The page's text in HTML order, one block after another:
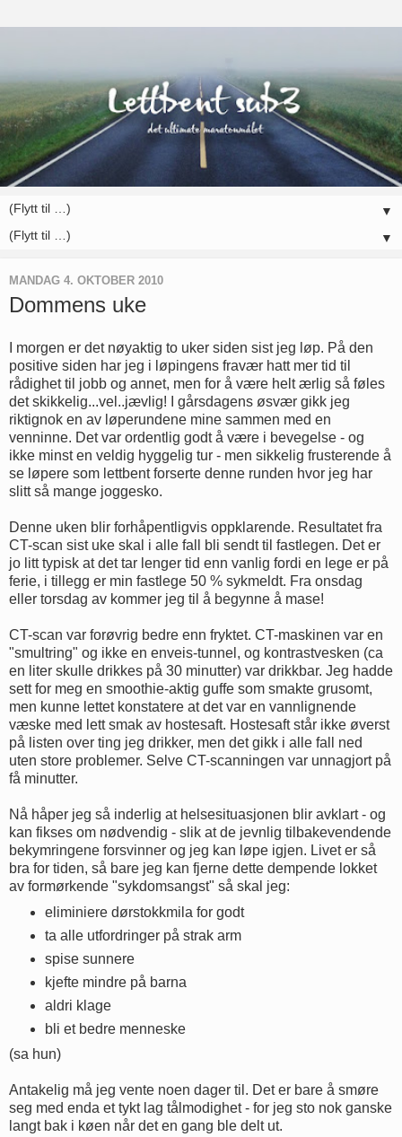
▼
▼
MANDAG 4. OKTOBER 2010
Dommens uke
I morgen er det nøyaktig to uker siden sist jeg løp. På den
positive siden har jeg i løpingens fravær hatt mer tid til
rådighet til jobb og annet, men for å være helt ærlig så føles
det skikkelig...vel..jævlig! I gårsdagens øsvær gikk jeg
riktignok en av løperundene mine sammen med en
venninne. Det var ordentlig godt å være i bevegelse - og
ikke minst en veldig hyggelig tur - men sikkelig frusterende å
se løpere som lettbent forserte denne runden hvor jeg har
slitt så mange joggesko.
Denne uken blir forhåpentligvis oppklarende. Resultatet fra
CT-scan sist uke skal i alle fall bli sendt til fastlegen. Det er
jo litt typisk at det tar lenger tid enn vanlig fordi en lege er på
ferie, i tillegg er min fastlege 50 % sykmeldt. Fra onsdag
eller torsdag av kommer jeg til å begynne å mase!
CT-scan var forøvrig bedre enn fryktet. CT-maskinen var en
"smultring" og ikke en enveis-tunnel, og kontrastvesken (ca
en liter skulle drikkes på 30 minutter) var drikkbar. Jeg hadde
sett for meg en smoothie-aktig guffe som smakte grusomt,
men kunne lettet konstatere at det var en vannlignende
væske med lett smak av hostesaft. Hostesaft står ikke øverst
på listen over ting jeg drikker, men det gikk i alle fall ned
uten store problemer. Selve CT-scanningen var unnagjort på
få minutter.
Nå håper jeg så inderlig at helsesituasjonen blir avklart - og
kan fikses om nødvendig - slik at de jevnlig tilbakevendende
bekymringene forsvinner og jeg kan løpe igjen. Livet er så
bra for tiden, så bare jeg kan fjerne dette dempende lokket
av formørkende "sykdomsangst" så skal jeg:
eliminiere dørstokkmila for godt
ta alle utfordringer på strak arm
spise sunnere
kjefte mindre på barna
aldri klage
bli et bedre menneske
(sa hun)
Antakelig må jeg vente noen dager til. Det er bare å smøre
seg med enda et tykt lag tålmodighet - for jeg sto nok ganske
langt bak i køen når det en gang ble delt ut.